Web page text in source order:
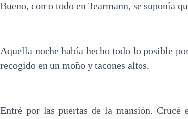
Bueno, como todo en Tearmann, se suponía
Aquella noche había hecho todo lo posible
recogido en un moño y tacones altos.
Entré por las puertas de la mansión. Crucé